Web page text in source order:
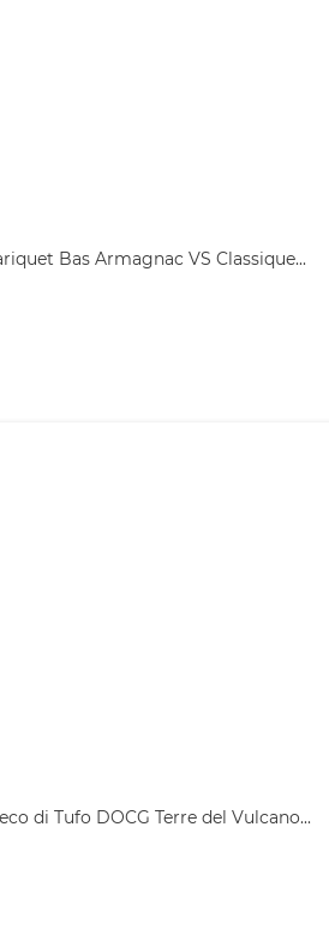
Bas Armagnac VS Classique...
di Tufo DOCG Terre del Vulcano...